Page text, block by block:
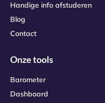
Handige info afstuderen
Blog
Contact
Onze tools
Barometer
Dashboard